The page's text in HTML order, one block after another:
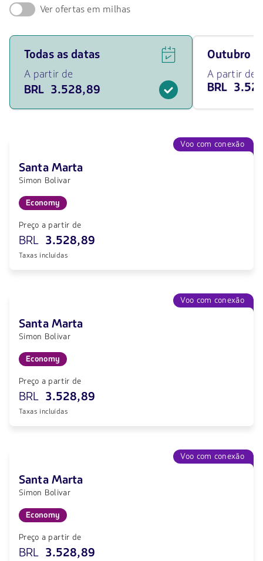
Ver ofertas em milhas
Ver
ofertas
de
voos
para
as
3528.89
BRL.
Todas as datas
A partir de
BRL 3.528,89
Viaja
em
outubro
de
2026
3528.89
outubro
A partir de
BRL
Voo com conexão
Santa Marta
Simon Bolivar
Economy
Preço a partir de
BRL 3.528,89
Taxas incluídas
Voo com conexão
Santa Marta
Simon Bolivar
Economy
Preço a partir de
BRL 3.528,89
Taxas incluídas
Voo com conexão
Santa Marta
Simon Bolivar
Economy
Preço a partir de
BRL 3.528,89